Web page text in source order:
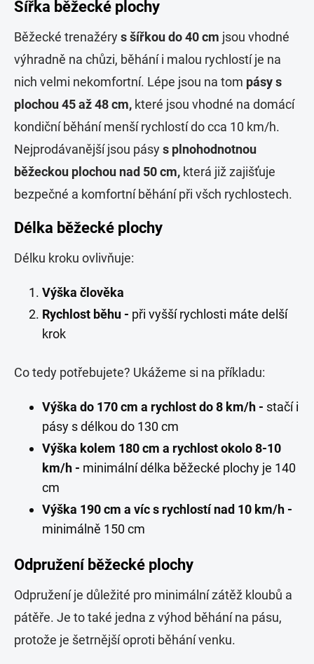
Šířka běžecké plochy
Běžecké trenažérys šířkou do 40 cm jsou vhodné
výhradně na chůzi, běhání i malou rychlostí je na
nich velmi nekomfortní. Lépe jsou na tom pásy s
plochou 45 až 48 cm, které jsou vhodné na domácí
kondiční běhání menší rychlostí do cca 10 km/h.
Nejprodávanější jsou pásys plnohodnotnou
běžeckou plochou nad 50 cm, která již zajišťuje
bezpečné a komfortní běhání při všch rychlostech.
Délka běžecké plochy
Délku kroku ovlivňuje:
Výška člověka
Rychlost běhu - při vyšší rychlosti máte delší
krok
Co tedy potřebujete? Ukážeme si na příkladu:
Výška do 170 cm a rychlost do 8 km/h - stačí i
pásy s délkou do 130 cm
Výška kolem 180 cm a rychlost okolo 8-10
km/h - minimální délka běžecké plochy je 140
cm
Výška 190 cm a víc s rychlostí nad 10 km/h -
minimálně 150 cm
Odpružení běžecké plochy
Odpružení je důležité pro minimální zátěž kloubů a
pátěře. Je to také jedna z výhod běhání na pásu,
protože je šetrnější oproti běhání venku.